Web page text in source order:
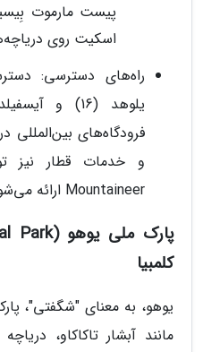
پیست مارموت
اسکیت روی
راه‌های دسترسی:
فرودگاه‌های بین‌المللی
Mountaineer ارائه می‌شود.
کلمبیا
یوهو، به معنای "شگفتی"،
مانند آبشار تاکاکاو،